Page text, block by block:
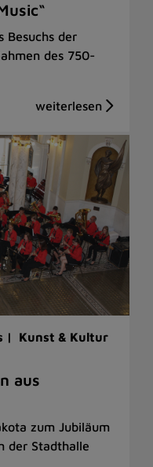
Besuchs der
des 750-
| Kunst & Kultur
aus
zum Jubiläum
der Stadthalle